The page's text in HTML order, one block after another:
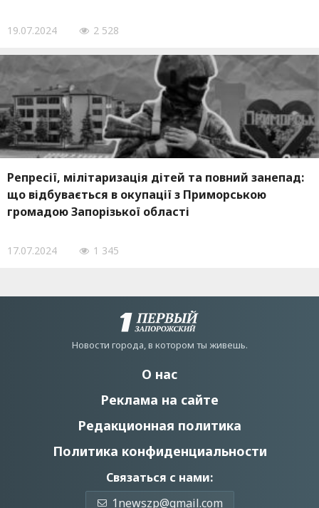
19.07.2024 2 528
Репресії, мілітаризація дітей та повний занепад:
що відбувається в окупації з Приморською
громадою Запорізької області
17.07.2024 1 345
Новости города, в котором ты живешь.
О нас
Реклама на сайте
Редакционная политика
Политика конфиденциальности
Связаться с нами:
1newszp@gmail.com